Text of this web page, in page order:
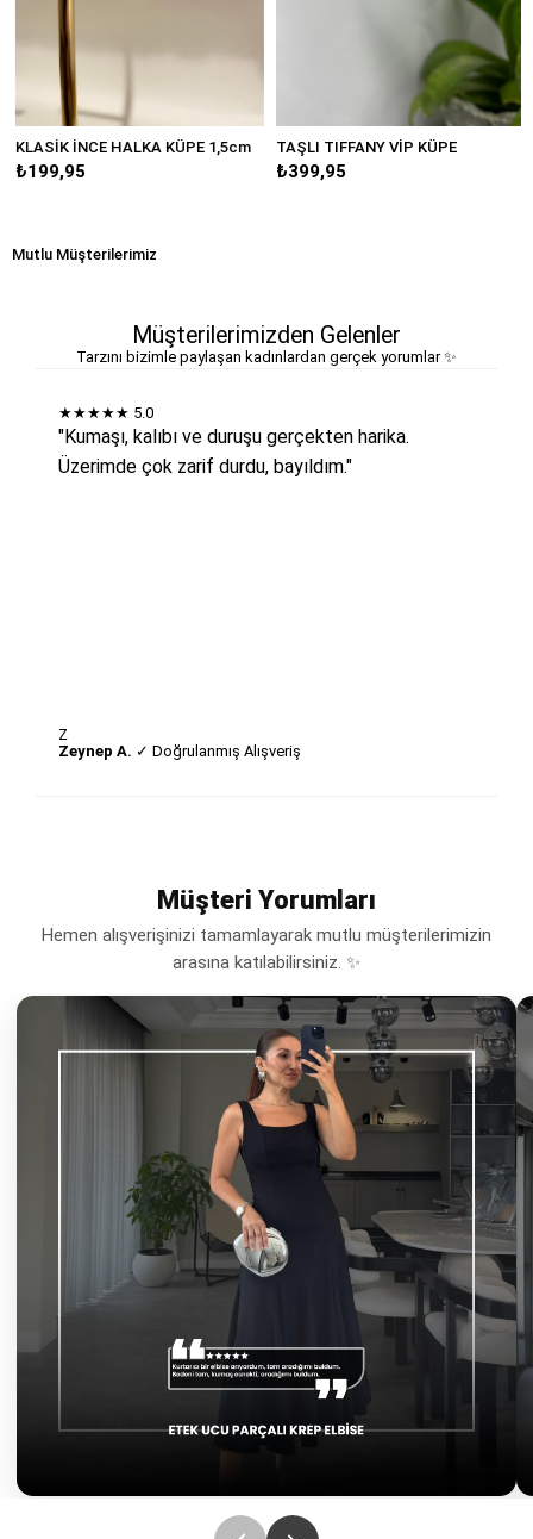
KLASİK İNCE HALKA KÜPE 1,5cm
₺199,95
TAŞLI TIFFANY VİP KÜPE
₺399,95
Mutlu Müşterilerimiz
Müşterilerimizden Gelenler
Tarzını bizimle paylaşan kadınlardan gerçek yorumlar ✨
★★★★★ 5.0
"Kumaşı, kalıbı ve duruşu gerçekten harika.
Üzerimde çok zarif durdu, bayıldım."
Z
Zeynep A. ✓ Doğrulanmış Alışveriş
Müşteri Yorumları
Hemen alışverişinizi tamamlayarak mutlu müşterilerimizin
arasına katılabilirsiniz. ✨